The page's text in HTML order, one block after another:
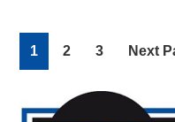
Page
1 Page
2 Page
3
Go
Next
Primary